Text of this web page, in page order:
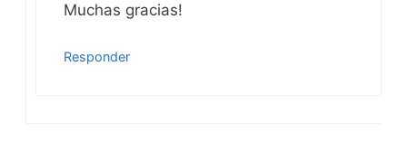
Muchas gracias!
Responder